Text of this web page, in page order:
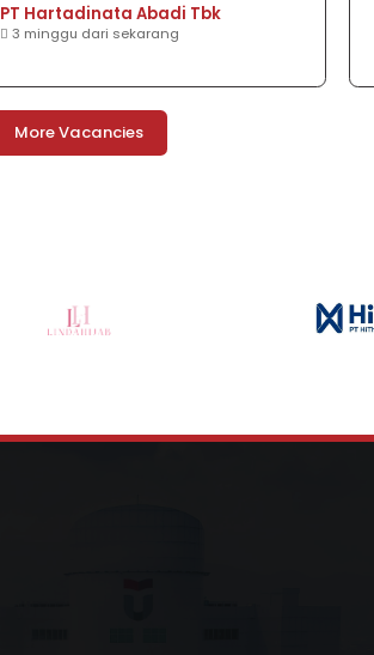
PT Hartadinata Abadi Tbk
3 minggu dari sekarang
More Vacancies